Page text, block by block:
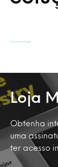
Loja
Obtenha
uma
ter acesso